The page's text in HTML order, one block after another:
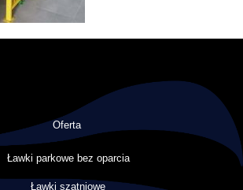
Oferta
Ławki parkowe bez oparcia
Ławki szatniowe